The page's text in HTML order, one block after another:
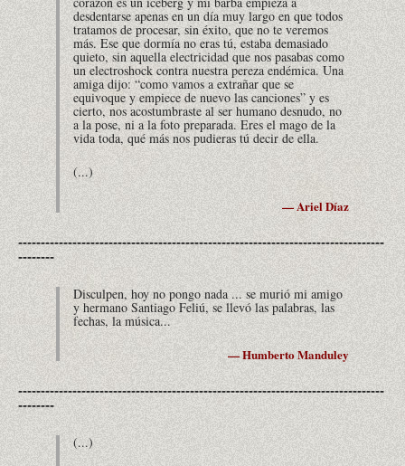
desdentarse apenas en un día muy largo en que todos
tratamos de procesar, sin éxito, que no te veremos
más. Ese que dormía no eras tú, estaba demasiado
quieto, sin aquella electricidad que nos pasabas como
un electroshock contra nuestra pereza endémica. Una
amiga dijo: “como vamos a extrañar que se
equivoque y empiece de nuevo las canciones” y es
cierto, nos acostumbraste al ser humano desnudo, no
a la pose, ni a la foto preparada. Eres el mago de la
vida toda, qué más nos pudieras tú decir de ella.
(...)
— Ariel Díaz
---------------------------------------------------------------------------------
--------
Disculpen, hoy no pongo nada ... se murió mi amigo
y hermano Santiago Feliú, se llevó las palabras, las
fechas, la música...
— Humberto Manduley
---------------------------------------------------------------------------------
--------
(...)